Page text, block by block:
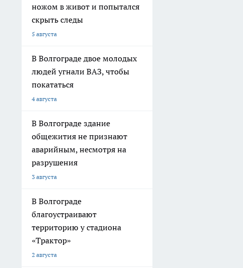
ножом в живот и попытался
скрыть следы
5 августа
В Волгограде двое молодых
людей угнали ВАЗ, чтобы
покататься
4 августа
В Волгограде здание
общежития не признают
аварийным, несмотря на
разрушения
3 августа
В Волгограде
благоустраивают
территорию у стадиона
«Трактор»
2 августа